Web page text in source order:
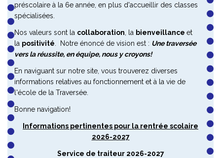
préscolaire à la 6e année, en plus d'accueillir des classes
spécialisées.
Nos valeurs sont la collaboration , la bienveillance et
la positivité . Notre énoncé de vision est : Une traversée
vers la réussite, en équipe, nous y croyons!
En naviguant sur notre site, vous trouverez diverses
informations relatives au fonctionnement et à la vie de
l'école de la Traversée.
Bonne navigation!
Informations pertinentes pour la rentrée scolaire
2026-2027
Service de traiteur 2026-2027